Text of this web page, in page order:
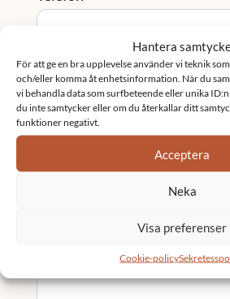
Hantera
För att ge en bra upplevelse använder vi teknik
och/eller komma åt enhetsinformation. När du
vi behandla data som surfbeteende eller unika
du inte samtycker eller om du återkallar ditt
funktioner negativt.
Acceptera
Neka
Visa preferenser
Cookie-policy
Tjänst / Område (valfritt)
Ort